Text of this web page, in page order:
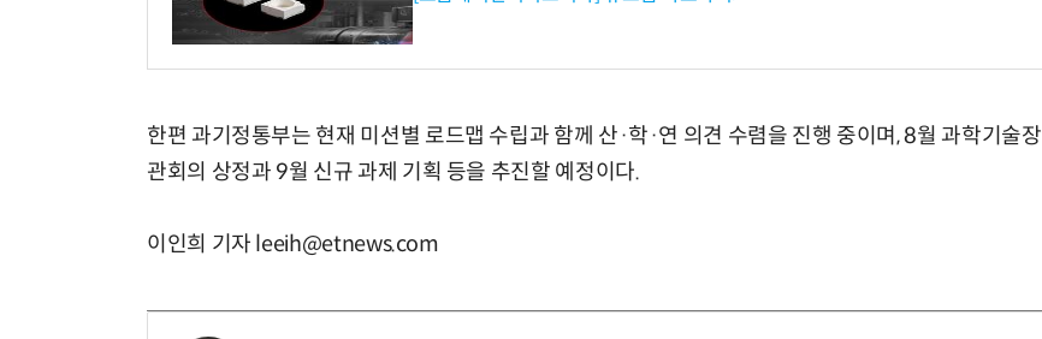
한편 과기정통부는 현재 미션별 로드맵 수립과 함께 산·학·연 의견 수렴을 진행 중이며, 8월 과학기술장
관회의 상정과 9월 신규 과제 기획 등을 추진할 예정이다.
이인희 기자 leeih@etnews.com